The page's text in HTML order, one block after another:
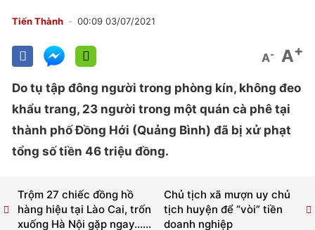
Tiến Thành 00:09 03/07/2021
A- A+
Do tụ tập đông người trong phòng kín, không đeo
khẩu trang, 23 người trong một quán cà phê tại
thành phố Đồng Hới (Quảng Bình) đã bị xử phạt
tổng số tiền 46 triệu đồng.
Chủ tịch xã mượn uy chủ
tịch huyện để “vòi” tiền
doanh nghiệp
Trộm 27 chiếc đồng hồ
hàng hiệu tại Lào Cai, trốn
xuống Hà Nội gặp ngay…...